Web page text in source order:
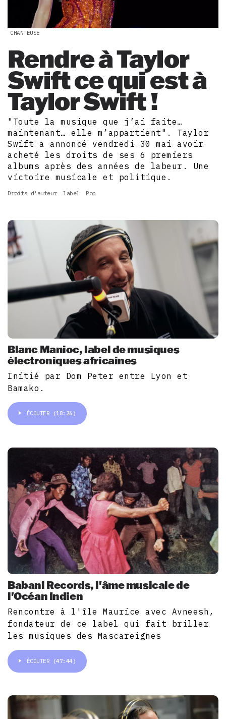
CHANTEUSE
Rendre à Taylor
Swift ce qui est à
Taylor Swift !
"Toute la musique que j’ai faite…
maintenant… elle m’appartient". Taylor
Swift a annoncé vendredi 30 mai avoir
acheté les droits de ses 6 premiers
albums après des années de labeur. Une
victoire musicale et politique.
Droits d'auteur label Pop
Blanc Manioc, label de musiques
électroniques africaines
Initié par Dom Peter entre Lyon et
Bamako.
ÉCOUTER (18:26)
Babani Records, l'âme musicale de
l'Océan Indien
Rencontre à l'île Maurice avec Avneesh,
fondateur de ce label qui fait briller
les musiques des Mascareignes
ÉCOUTER (47:44)